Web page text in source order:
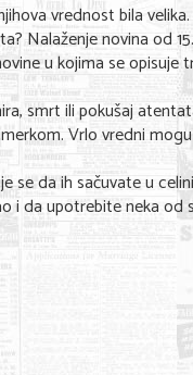
vrednost bila
Nalaženje novina od
u kojima se opisuje
smrt ili pokušaj
Vrlo vredni
se da ih sačuvate u
i da upotrebite neka